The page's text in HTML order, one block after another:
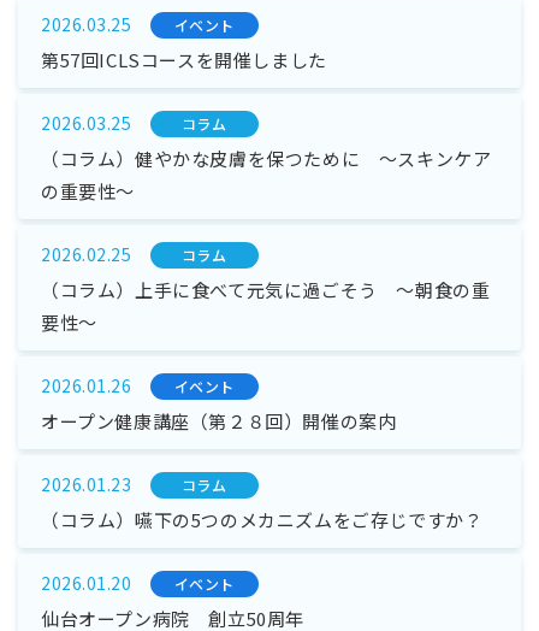
2026.03.25 イベント
第57回ICLSコースを開催しました
2026.03.25 コラム
（コラム）健やかな皮膚を保つために ～スキンケア
の重要性～
2026.02.25 コラム
（コラム）上手に食べて元気に過ごそう ～朝食の重
要性～
2026.01.26 イベント
オープン健康講座（第２８回）開催の案内
2026.01.23 コラム
（コラム）嚥下の5つのメカニズムをご存じですか？
2026.01.20 イベント
仙台オープン病院 創立50周年